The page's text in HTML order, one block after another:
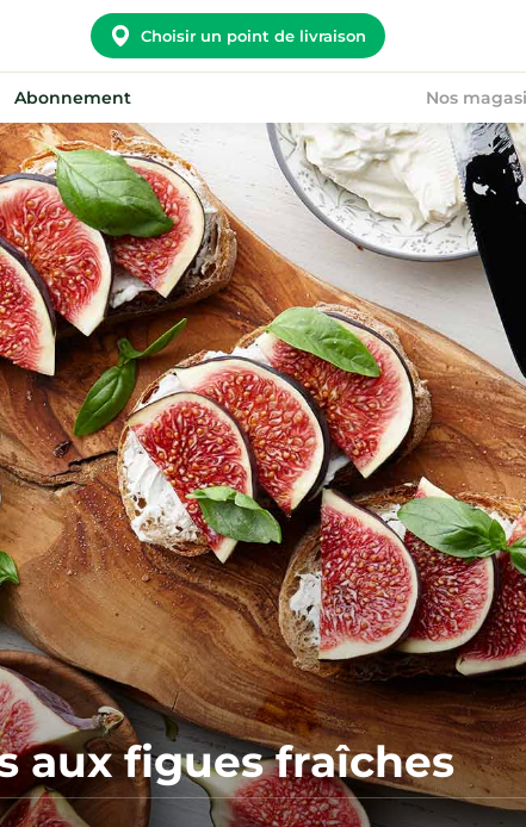
Choisir un point de livraison
Abonnement Nos
Potager City
Nos convictions
Notre histoire
Nos points relais
FAQ
Nous rejoindre
Devenir point relais
On recrute !
aux figues fraîches